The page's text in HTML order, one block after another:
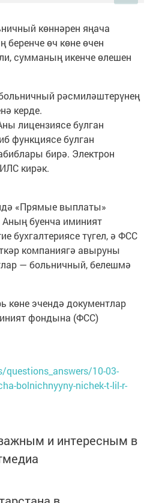
көннәрен яңача
өч көне өчен
сумманың икенче өлешен
рәсмиләштерүнең
керде.
лицензиясе булган
функциясе булган
бирә. Электрон
кирәк.
«Прямые выплаты»
буенча иминият
бухгалтериясе түгел, ә ФСС
компаниягә авыруны
— больничный, белешмә
көне эчендә документлар
фондына (ФСС)
10-03-
bolnichnyyny-nichek-t-lil-r-
и интересным в